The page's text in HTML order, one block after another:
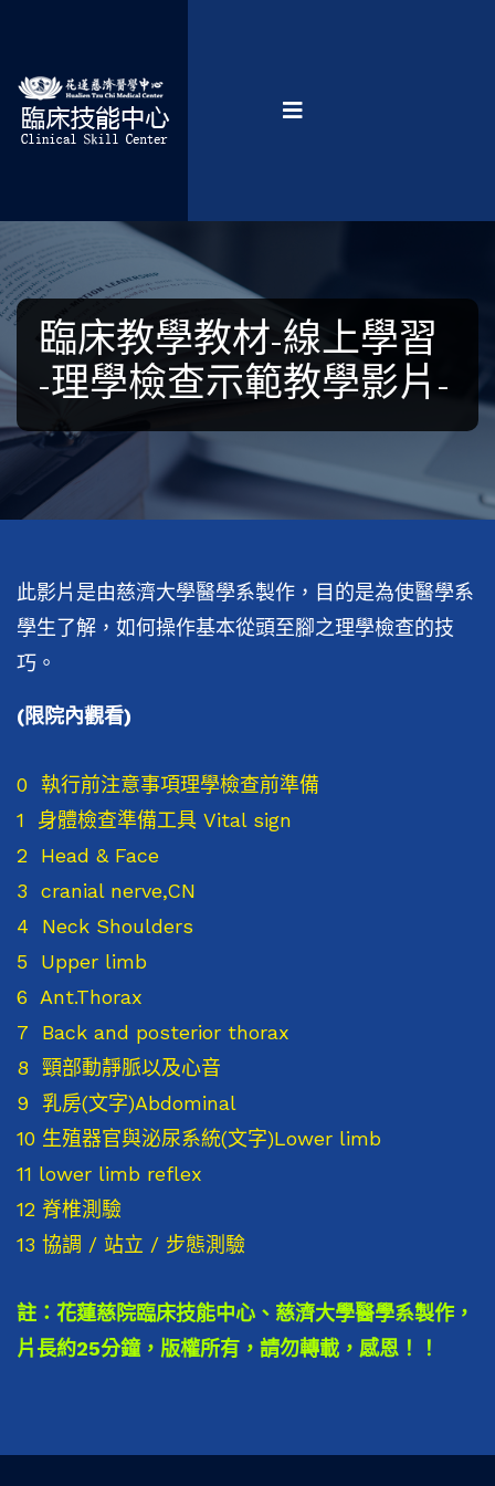
臨床教學教材-線上學習
-理學檢查示範教學影片-
此影片是由慈濟大學醫學系製作，目的是為使醫學系
學生了解，如何操作基本從頭至腳之理學檢查的技
巧。
(限院內觀看)
0 執行前注意事項理學檢查前準備
1 身體檢查準備工具 Vital sign
2 Head & Face
3 cranial nerve,CN
4 Neck Shoulders
5 Upper limb
6 Ant.Thorax
7 Back and posterior thorax
8 頸部動靜脈以及心音
9 乳房(文字)Abdominal
10 生殖器官與泌尿系統(文字)Lower limb
11 lower limb reflex
12 脊椎測驗
13 協調 / 站立 / 步態測驗
註：花蓮慈院臨床技能中心、慈濟大學醫學系製作，
片長約25分鐘，版權所有，請勿轉載，感恩！！